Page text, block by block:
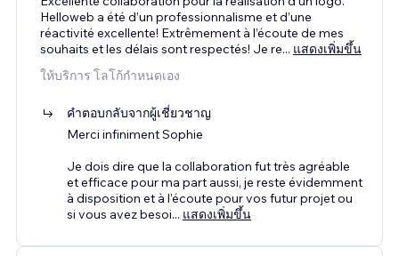
Helloweb a été d’un professionnalisme et d’une
réactivité excellente! Extrêmement à l’écoute de mes
souhaits et les délais sont respectés! Je re... แสดงเพิ่มขึ้น
ให้บริการ โลโก้กำหนดเอง
คำตอบกลับจากผู้เชี่ยวชาญ
Merci infiniment Sophie
Je dois dire que la collaboration fut très agréable
et efficace pour ma part aussi, je reste évidemment
à disposition et à l'écoute pour vos futur projet ou
si vous avez besoi... แสดงเพิ่มขึ้น